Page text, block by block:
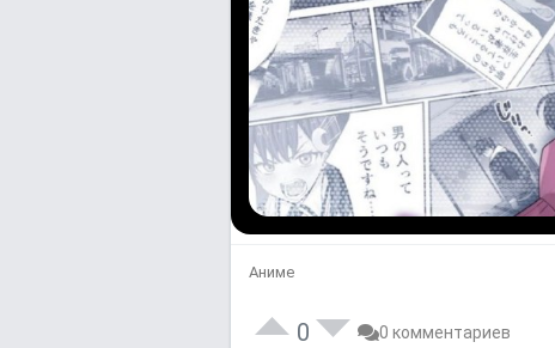
Аниме
0 0 комментариев